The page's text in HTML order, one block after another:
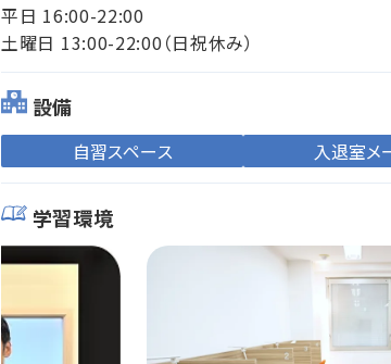
平日 16:00-22:00
土曜日 13:00-22:00（日祝休み）
設備
自習スペース 入退室メ
学習環境